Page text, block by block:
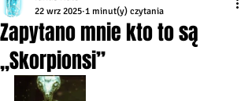
Zapytano mnie kto to są
„Skorpionsi”
22 wrz 2025 1 minut(y) czytania